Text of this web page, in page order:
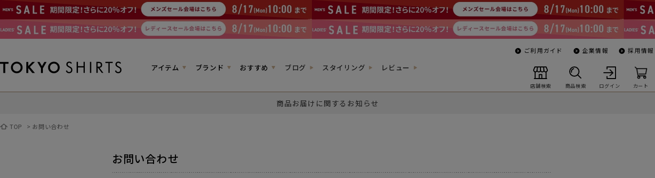
アイテム ブランド おすすめ ブログ スタイリング レビュー
ご利用ガイド 企業情報 採用情報
店舗検索 商品検索 ログイン カート
商品お届けに関するお知らせ
TOP > お問い合わせ
お問い合わせ